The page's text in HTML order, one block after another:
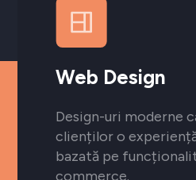
Web Design
Design-uri moderne
clienților o
bazată pe
commerce.